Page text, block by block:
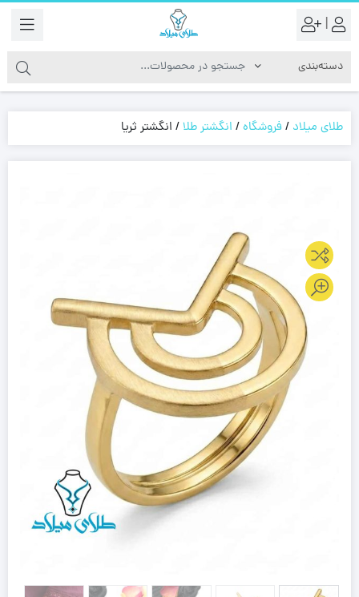
|
طلای میلاد /فروشگاه/ انگشتر طلا/ انگشتر ثریا